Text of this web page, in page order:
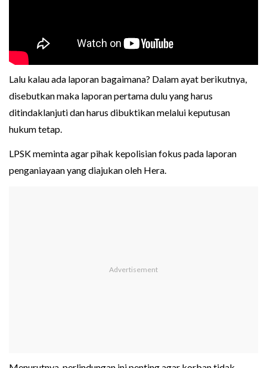
Lalu kalau ada laporan bagaimana? Dalam ayat berikutnya,
disebutkan maka laporan pertama dulu yang harus
ditindaklanjuti dan harus dibuktikan melalui keputusan
hukum tetap.
LPSK meminta agar pihak kepolisian fokus pada laporan
penganiayaan yang diajukan oleh Hera.